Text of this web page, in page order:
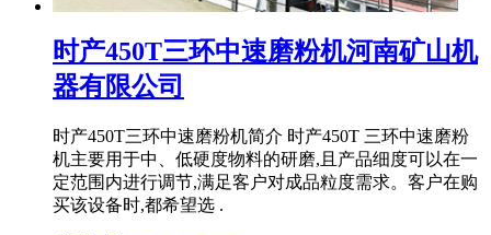
时产450T三环中速磨粉机河南矿山机
器有限公司
时产450T三环中速磨粉机简介 时产450T 三环中速磨粉
机主要用于中、低硬度物料的研磨,且产品细度可以在一
定范围内进行调节,满足客户对成品粒度需求。客户在购
买该设备时,都希望选 .